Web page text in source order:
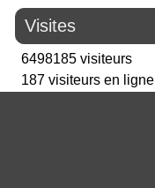
Visites
6498185 visiteurs
187 visiteurs en ligne